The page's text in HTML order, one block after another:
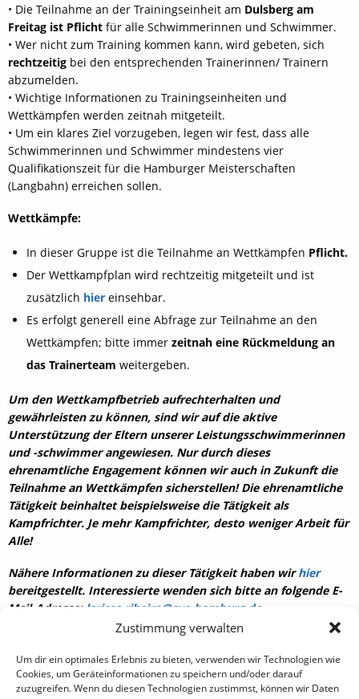
Zustimmung verwalten
Um dir ein optimales Erlebnis zu bieten, verwenden wir Technologien wie
Cookies, um Geräteinformationen zu speichern und/oder darauf
zuzugreifen. Wenn du diesen Technologien zustimmst, können wir Daten
• Die Teilnahme an der Trainingseinheit am Dulsberg am
Freitag ist Pflicht für alle Schwimmerinnen und Schwimmer.
• Wer nicht zum Training kommen kann, wird gebeten, sich
rechtzeitig bei den entsprechenden Trainerinnen/ Trainern
abzumelden.
• Wichtige Informationen zu Trainingseinheiten und
Wettkämpfen werden zeitnah mitgeteilt.
• Um ein klares Ziel vorzugeben, legen wir fest, dass alle
Schwimmerinnen und Schwimmer mindestens vier
Qualifikationszeit für die Hamburger Meisterschaften
(Langbahn) erreichen sollen.
Wettkämpfe:
In dieser Gruppe ist die Teilnahme an Wettkämpfen Pflicht.
Der Wettkampfplan wird rechtzeitig mitgeteilt und ist
zusätzlich hier einsehbar.
Es erfolgt generell eine Abfrage zur Teilnahme an den
Wettkämpfen; bitte immer zeitnah eine Rückmeldung an
das Trainerteam weitergeben.
Um den Wettkampfbetrieb aufrechterhalten und
gewährleisten zu können, sind wir auf die aktive
Unterstützung der Eltern unserer Leistungsschwimmerinnen
und -schwimmer angewiesen. Nur durch dieses
ehrenamtliche Engagement können wir auch in Zukunft die
Teilnahme an Wettkämpfen sicherstellen! Die ehrenamtliche
Tätigkeit beinhaltet beispielsweise die Tätigkeit als
Kampfrichter. Je mehr Kampfrichter, desto weniger Arbeit für
Alle!
Nähere Informationen zu dieser Tätigkeit haben wirhier
bereitgestellt. Interessierte wenden sich bitte an folgende E-
Mail-Adresse: larissa.ribeiro@sve-hamburg.de
Sportverein Eidelstedt Hamburg von 1880 e. V.